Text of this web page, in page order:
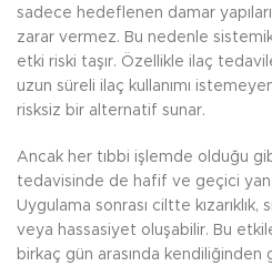
sadece hedeflenen damar
zarar vermez. Bu nedenle
etki riski taşır. Özellikle ilaç
uzun süreli ilaç kullanımı
risksiz bir alternatif sunar.
Ancak her tıbbi işlemde olduğu
tedavisinde de hafif ve geçici
Uygulama sonrası ciltte kızarıklık,
veya hassasiyet oluşabilir. Bu
birkaç gün arasında kendiliğinden